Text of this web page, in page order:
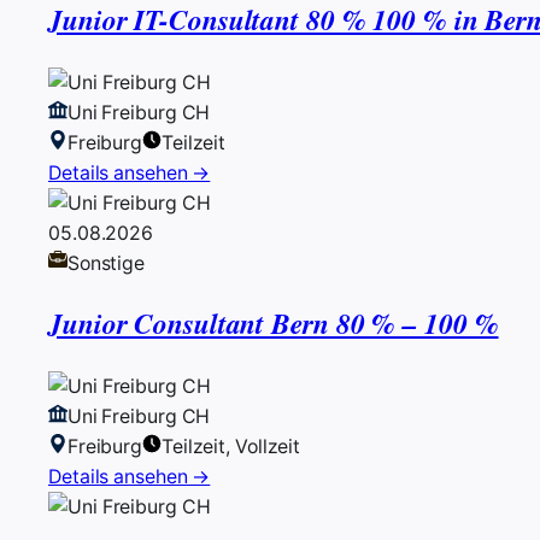
Junior IT-Consultant 80 % 100 % in
Uni Freiburg CH
Freiburg
Teilzeit
Details ansehen →
05.08.2026
Sonstige
Junior Consultant Bern 80 % – 100 %
Uni Freiburg CH
Freiburg
Teilzeit, Vollzeit
Details ansehen →